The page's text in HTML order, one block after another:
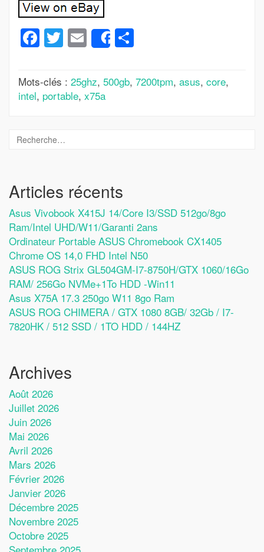
Facebook
Twitter
Email
Share
Mots-clés : 25ghz, 500gb, 7200tpm, asus, core,
intel, portable, x75a
Articles récents
Asus Vivobook X415J 14/Core I3/SSD 512go/8go
Ram/Intel UHD/W11/Garanti 2ans
Ordinateur Portable ASUS Chromebook CX1405
Chrome OS 14,0 FHD Intel N50
ASUS ROG Strix GL504GM-I7-8750H/GTX 1060/16Go
RAM/ 256Go NVMe+1To HDD -Win11
Asus X75A 17.3 250go W11 8go Ram
ASUS ROG CHIMERA / GTX 1080 8GB/ 32Gb / I7-
7820HK / 512 SSD / 1TO HDD / 144HZ
Archives
Août 2026
Juillet 2026
Juin 2026
Mai 2026
Avril 2026
Mars 2026
Février 2026
Janvier 2026
Décembre 2025
Novembre 2025
Octobre 2025